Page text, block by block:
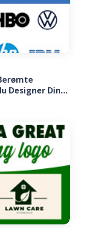
Designer Din